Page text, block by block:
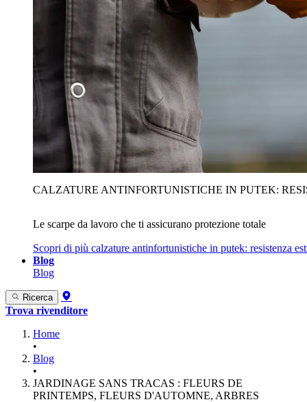
CALZATURE ANTINFORTUNISTICHE IN PUTEK:
Le scarpe da lavoro che ti assicurano protezione totale
Scopri di più calzature antinfortunistiche in putek: resistenza
Blog
Blog
Ricerca
Trova rivenditore
Home
•
Blog
•
JARDINAGE SANS TRACAS : FLEURS DE
PRINTEMPS, FLEURS D'AUTOMNE, ARBRES